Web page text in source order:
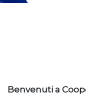
Benvenuti a